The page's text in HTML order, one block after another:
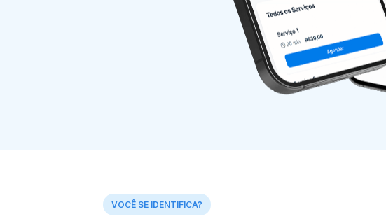
VOCÊ SE IDENTIFICA?